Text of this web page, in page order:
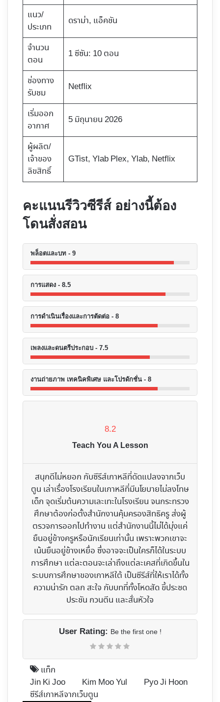
แนว/
ประเภท
ดราม่า, แอ็คชัน
จำนวน
ตอน
1 ซีซัน: 10 ตอน
ช่องทาง
รับชม
Netflix
เริ่มออก
อากาศ
5 มิถุนายน 2026
ผู้ผลิต/
เจ้าของ
ลิขสิทธิ์
GTist, Ylab Plex, Ylab, Netflix
คะแนนรีวิวซีรีส์ อย่างนี้ต้อง
โดนสั่งสอน
พล็อตและบท - 9
การแสดง - 8.5
การดำเนินเรื่องและการตัดต่อ - 8
เพลงและดนตรีประกอบ - 7.5
งานถ่ายภาพ เทคนิคพิเศษ และโปรดักชั่น - 8
8.2
Teach You A Lesson
สนุกดีไม่หยอก กับซีรีส์เกาหลีที่ดัดแปลงจากเว็บ
ตูน เล่าเรื่องโรงเรียนในเกาหลีที่มีนโยบายไม่ลงโทษ
เด็ก จุดเริ่มต้นความเละเทะในโรงเรียน จนกระทรวง
ศึกษาต้องก่อตั้งสำนักงานคุ้มครองสิทธิครู ส่งผู้
ตรวจการออกไปทำงาน แต่สำนักงานนี้ไม่ได้มุ่งแค่
ยืนอยู่ข้างครูหรือนักเรียนเท่านั้น เพราะพวกเขาจะ
เน้นยืนอยู่ข้างเหยื่อ ซึ่งอาจจะเป็นใครก็ได้ในระบบ
การศึกษา แต่ละตอนจะเล่าถึงแต่ละเคสที่เกิดขึ้นใน
ระบบการศึกษาของเกาหลีใต้ เป็นซีรีส์ที่ให้เราได้ทั้ง
ความน่ารัก ตลก สะใจ กับบทที่ทั้งโหดสัด ขี้ประชด
ประชัน กวนตีน และสั่นหัวใจ
User Rating: Be the first one !
แท็ก
Jin Ki Joo
Kim Moo Yul
Pyo Ji Hoon
ซีรีส์เกาหลีจากเว็บตูน